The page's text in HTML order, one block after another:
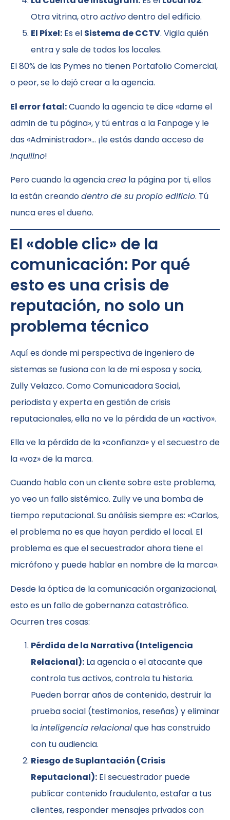
Otra vitrina, otroactivodentro del edificio.
El Píxel: Es el Sistema de CCTV. Vigila quién
entra y sale de todos los locales.
El 80% de las Pymes no tienen Portafolio Comercial,
o peor, se lo dejó crear a la agencia.
El error fatal:Cuando la agencia te dice «dame el
admin de tu página», y tú entras a la Fanpage y le
das «Administrador»… ¡le estás dando acceso de
inquilino!
Pero cuando la agenciacrea la página por ti, ellos
la están creandodentro de su propio edificio. Tú
nunca eres el dueño.
El «doble clic» de la
comunicación: Por qué
esto es una crisis de
reputación, no solo un
problema técnico
Aquí es donde mi perspectiva de ingeniero de
sistemas se fusiona con la de mi esposa y socia,
Zully Velazco. Como Comunicadora Social,
periodista y experta en gestión de crisis
reputacionales, ella no ve la pérdida de un «activo».
Ella ve la pérdida de la «confianza» y el secuestro de
la «voz» de la marca.
Cuando hablo con un cliente sobre este problema,
yo veo un fallo sistémico. Zully ve una bomba de
tiempo reputacional. Su análisis siempre es: «Carlos,
el problema no es que hayan perdido el local. El
problema es que el secuestrador ahora tiene el
micrófono y puede hablar en nombre de la marca».
Desde la óptica de la comunicación organizacional,
esto es un fallo de gobernanza catastrófico.
Ocurren tres cosas:
Pérdida de la Narrativa (Inteligencia
Relacional): La agencia o el atacante que
controla tus activos, controla tu historia.
Pueden borrar años de contenido, destruir la
prueba social (testimonios, reseñas) y eliminar
lainteligencia relacionalque has construido
con tu audiencia.
Riesgo de Suplantación (Crisis
Reputacional): El secuestrador puede
publicar contenido fraudulento, estafar a tus
clientes, responder mensajes privados con